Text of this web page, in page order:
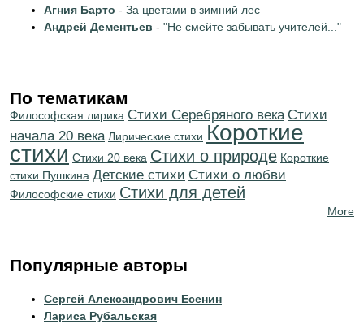
Агния Барто - За цветами в зимний лес
Андрей Дементьев - "Не смейте забывать учителей..."
По тематикам
Философская лирика Cтихи Серебряного века Cтихи
начала 20 века Лирические стихи Короткие
стихи Стихи 20 века Стихи о природе Короткие
стихи Пушкина Детские стихи Стихи о любви
Философские стихи Стихи для детей
More
Популярные авторы
Сергей Александрович Есенин
Лариса Рубальская